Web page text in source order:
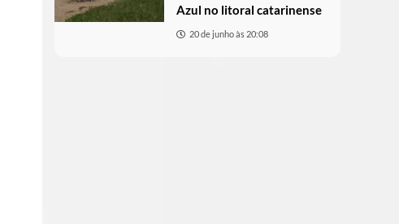
Azul no litoral catarinense
20 de junho às 20:08